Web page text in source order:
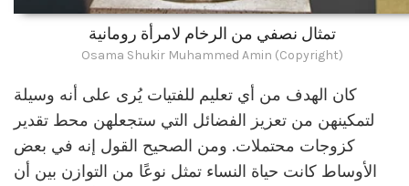
تمثال نصفي من الرخام لامرأة رومانية
Osama Shukir Muhammed Amin (Copyright)
كان الهدف من أي تعليم للفتيات يُرى على أنه وسيلة
لتمكينهن من تعزيز الفضائل التي ستجعلهن محط تقدير
كزوجات محتملات. ومن الصحيح القول إنه في بعض
الأوساط كانت حياة النساء تمثل نوعًا من التوازن بين أن